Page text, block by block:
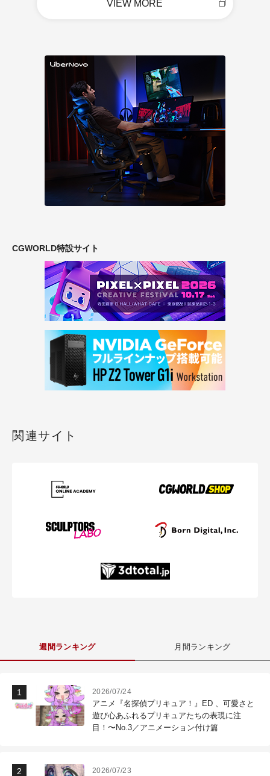
VIEW MORE
CGWORLD特設サイト
関連サイト
週間ランキング 月間ランキング
2026/07/24
アニメ『名探偵プリキュア！』ED 、可愛さと
遊び心あふれるプリキュアたちの表現に注
目！〜No.3／アニメーション付け篇
2026/07/23